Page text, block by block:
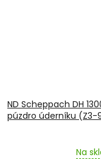
ND Scheppach DH
púzdro úderníku (Z3-
Na